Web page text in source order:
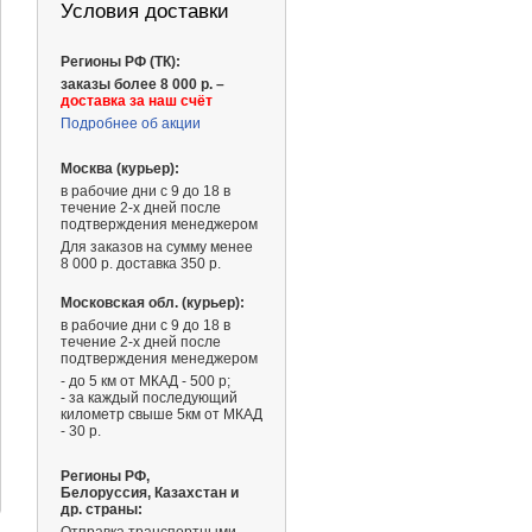
Условия доставки
Регионы РФ (ТК):
заказы более 8 000 р. –
доставка за наш счёт
Подробнее об акции
Москва (курьер):
в рабочие дни с 9 до 18 в
течение 2-х дней после
подтверждения менеджером
Для заказов на сумму менее
8 000 р. доставка 350 р.
Московская обл. (курьер):
в рабочие дни с 9 до 18 в
течение 2-х дней после
подтверждения менеджером
- до 5 км от МКАД - 500 р;
- за каждый последующий
километр свыше 5км от МКАД
- 30 р.
Регионы РФ,
Белоруссия, Казахстан и
др. страны: